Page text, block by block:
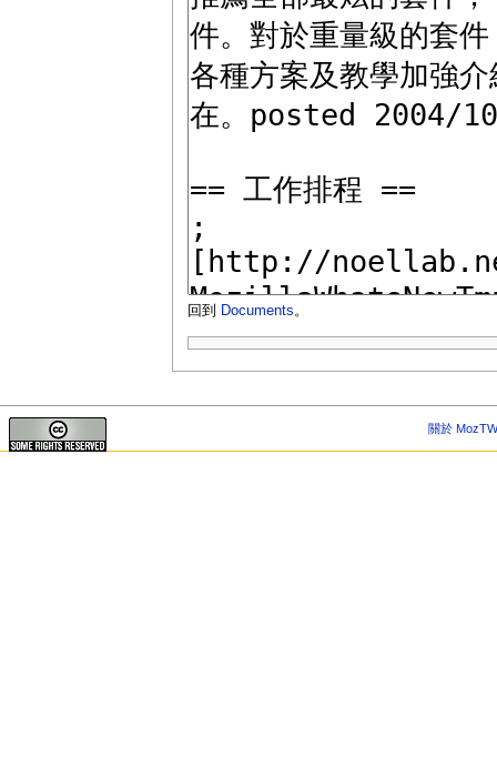
回到 Documents。
關於